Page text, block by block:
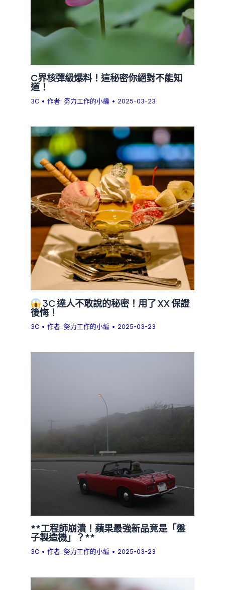
C界核彈級爆料！這秘密你絕對不能知
道！
3C • 作者:努力工作的小編 • 2025-03-23
3C 達人不敢說的秘密！用了 XX 保證
後悔！
3C • 作者:努力工作的小編 • 2025-03-23
**工程師崩潰！蘋果最強新品竟是「盤
子製造機」？**
3C • 作者:努力工作的小編 • 2025-03-23